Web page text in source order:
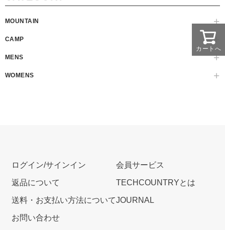
MOUNTAIN
CAMP
MENS
WOMENS
カートへ
ログイン/サインイン
返品について
送料・お支払い方法について
お問い合わせ
会員サービス
TECHCOUNTRYとは
JOURNAL